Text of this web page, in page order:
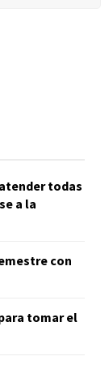
todas
a la
con
tomar el